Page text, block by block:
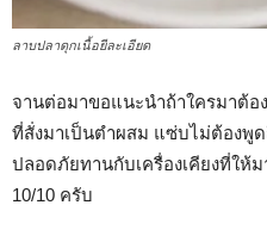
ลาบปลาดุกเนื้อยีละเอียด
จานต่อมาขอแนะนำถ้าใครมาต้
ที่สั่งมาเป็นตำผสม แซ่บไม่ต้องพู
ปลอดภัยทานกับเครื่องเคียงที่ให้
10/10 ครับ